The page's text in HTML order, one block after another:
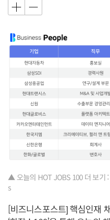
▲ 오늘의 HOT JOBS 100 더 보
s
[비즈니스포스트] 핵심인재